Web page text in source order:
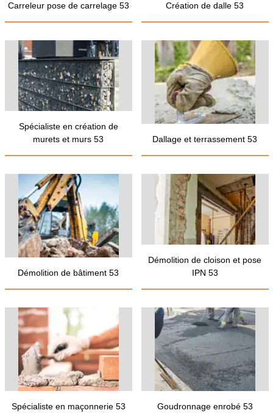
Carreleur pose de carrelage 53 Création de dalle 53
Spécialiste en création de
murets et murs 53
Dallage et terrassement 53
Démolition de bâtiment 53
Démolition de cloison et pose
IPN 53
Spécialiste en maçonnerie 53 Goudronnage enrobé 53